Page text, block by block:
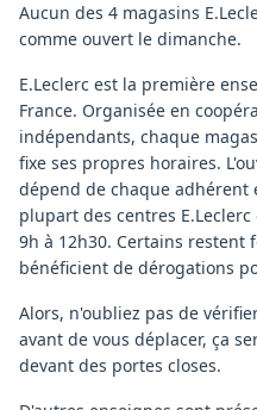
Aucun des 4 magasins
comme ouvert le dimanche.
E.Leclerc est la première
France. Organisée en
indépendants, chaque
fixe ses propres horaires.
dépend de chaque adhérent
plupart des centres
9h à 12h30. Certains restent
bénéficient de dérogations
Alors, n'oubliez pas de
avant de vous déplacer, ça
devant des portes closes.